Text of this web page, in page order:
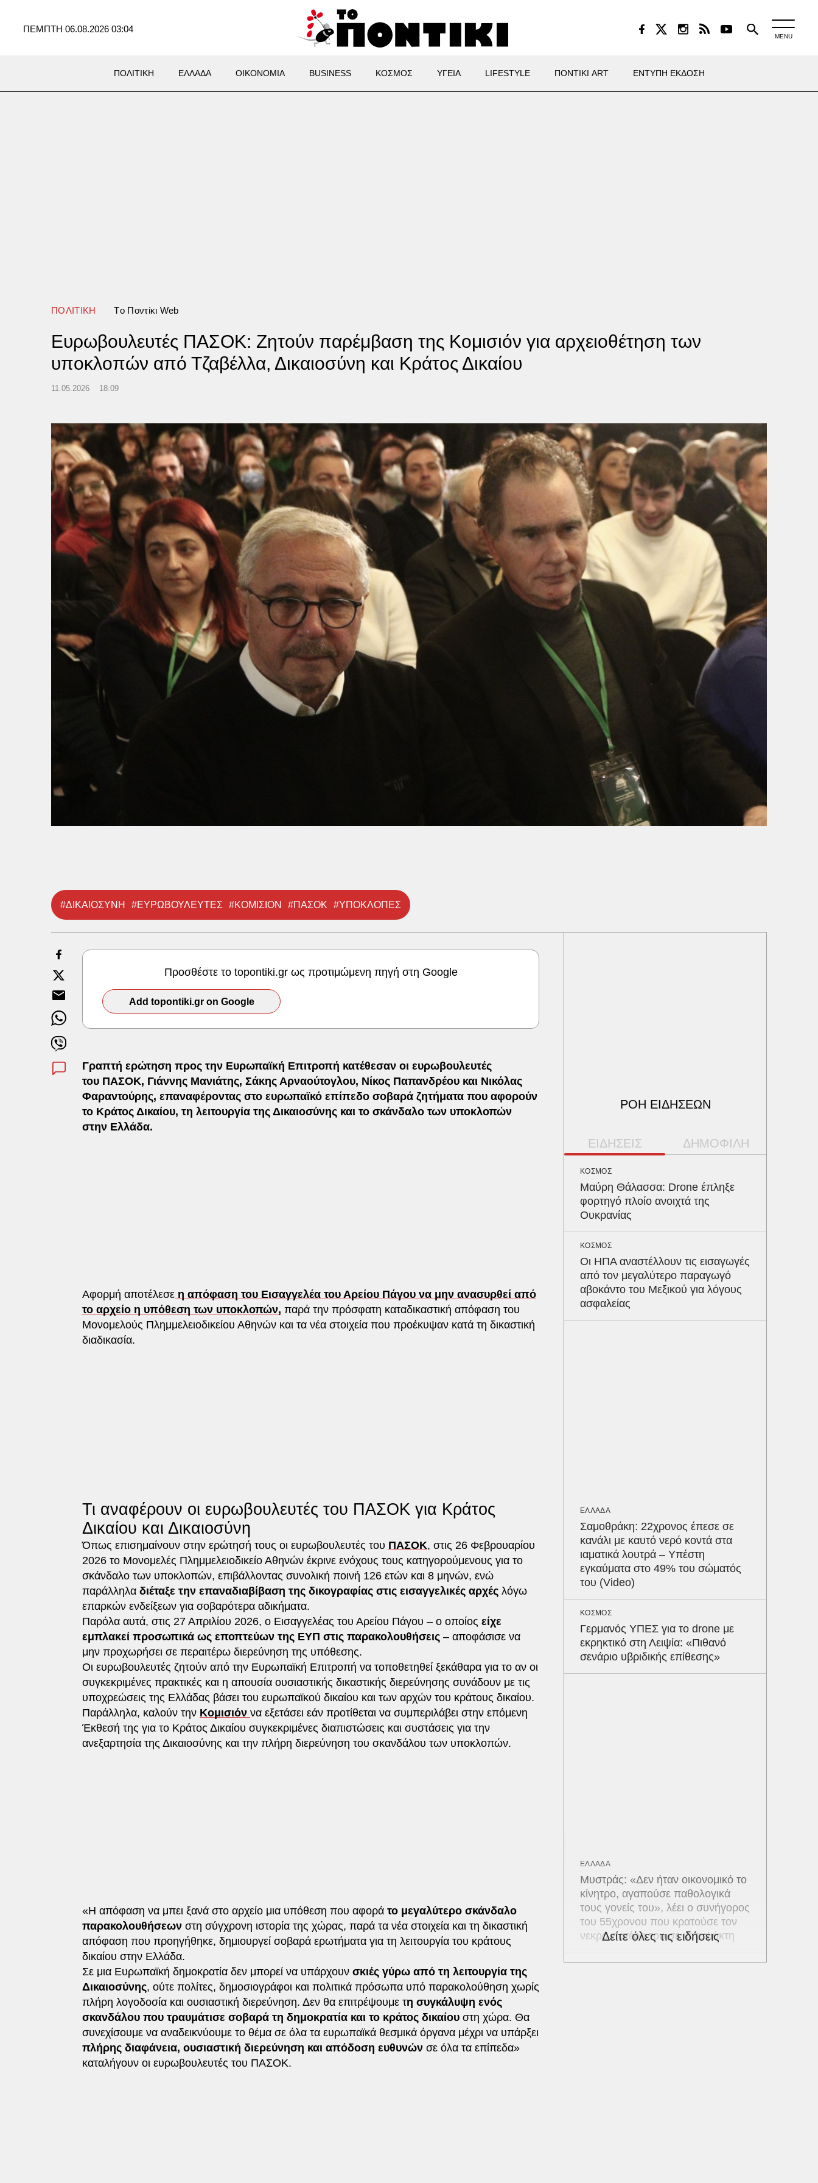
ΠΕΜΠΤΗ 06.08.2026 03:04
MENU
ΠΟΛΙΤΙΚΗ ΕΛΛΑΔΑ ΟΙΚΟΝΟΜΙΑ BUSINESS ΚΟΣΜΟΣ ΥΓΕΙΑ LIFESTYLE ΠΟΝΤΙΚΙ ART ΕΝΤΥΠΗ ΕΚΔΟΣΗ
ΠΟΛΙΤΙΚΗ Tο Ποντίκι Web
Ευρωβουλευτές ΠΑΣΟΚ: Ζητούν παρέμβαση της Κομισιόν για αρχειοθέτηση των
υποκλοπών από Τζαβέλλα, Δικαιοσύνη και Κράτος Δικαίου
11.05.2026 18:09
#ΔΙΚΑΙΟΣΥΝΗ #ΕΥΡΩΒΟΥΛΕΥΤΕΣ #ΚΟΜΙΣΙΟΝ #ΠΑΣΟΚ #ΥΠΟΚΛΟΠΕΣ
Προσθέστε το topontiki.gr ως προτιμώμενη πηγή στη Google
Add topontiki.gr on Google
Γραπτή ερώτηση προς την Ευρωπαϊκή Επιτροπή κατέθεσαν οι ευρωβουλευτές
του ΠΑΣΟΚ, Γιάννης Μανιάτης, Σάκης Αρναούτογλου, Νίκος Παπανδρέου και Νικόλας
Φαραντούρης, επαναφέροντας στο ευρωπαϊκό επίπεδο σοβαρά ζητήματα που αφορούν
το Κράτος Δικαίου, τη λειτουργία της Δικαιοσύνης και το σκάνδαλο των υποκλοπών
στην Ελλάδα.
Αφορμή αποτέλεσε η απόφαση του Εισαγγελέα του Αρείου Πάγου να μην ανασυρθεί από
το αρχείο η υπόθεση των υποκλοπών, παρά την πρόσφατη καταδικαστική απόφαση του
Μονομελούς Πλημμελειοδικείου Αθηνών και τα νέα στοιχεία που προέκυψαν κατά τη δικαστική
διαδικασία.
Τι αναφέρουν οι ευρωβουλευτές του ΠΑΣΟΚ για Κράτος
Δικαίου και Δικαιοσύνη
Όπως επισημαίνουν στην ερώτησή τους οι ευρωβουλευτές του ΠΑΣΟΚ, στις 26 Φεβρουαρίου
2026 το Μονομελές Πλημμελειοδικείο Αθηνών έκρινε ενόχους τους κατηγορούμενους για το
σκάνδαλο των υποκλοπών, επιβάλλοντας συνολική ποινή 126 ετών και 8 μηνών, ενώ
παράλληλα διέταξε την επαναδιαβίβαση της δικογραφίας στις εισαγγελικές αρχές λόγω
επαρκών ενδείξεων για σοβαρότερα αδικήματα.
Παρόλα αυτά, στις 27 Απριλίου 2026, ο Εισαγγελέας του Αρείου Πάγου – ο οποίος είχε
εμπλακεί προσωπικά ως εποπτεύων της ΕΥΠ στις παρακολουθήσεις – αποφάσισε να
μην προχωρήσει σε περαιτέρω διερεύνηση της υπόθεσης.
Οι ευρωβουλευτές ζητούν από την Ευρωπαϊκή Επιτροπή να τοποθετηθεί ξεκάθαρα για το αν οι
συγκεκριμένες πρακτικές και η απουσία ουσιαστικής δικαστικής διερεύνησης συνάδουν με τις
υποχρεώσεις της Ελλάδας βάσει του ευρωπαϊκού δικαίου και των αρχών του κράτους δικαίου.
Παράλληλα, καλούν την Κομισιόν να εξετάσει εάν προτίθεται να συμπεριλάβει στην επόμενη
Έκθεσή της για το Κράτος Δικαίου συγκεκριμένες διαπιστώσεις και συστάσεις για την
ανεξαρτησία της Δικαιοσύνης και την πλήρη διερεύνηση του σκανδάλου των υποκλοπών.
«Η απόφαση να μπει ξανά στο αρχείο μια υπόθεση που αφορά το μεγαλύτερο σκάνδαλο
παρακολουθήσεων στη σύγχρονη ιστορία της χώρας, παρά τα νέα στοιχεία και τη δικαστική
απόφαση που προηγήθηκε, δημιουργεί σοβαρά ερωτήματα για τη λειτουργία του κράτους
δικαίου στην Ελλάδα.
Σε μια Ευρωπαϊκή δημοκρατία δεν μπορεί να υπάρχουν σκιές γύρω από τη λειτουργία της
Δικαιοσύνης, ούτε πολίτες, δημοσιογράφοι και πολιτικά πρόσωπα υπό παρακολούθηση χωρίς
πλήρη λογοδοσία και ουσιαστική διερεύνηση. Δεν θα επιτρέψουμε τη συγκάλυψη ενός
σκανδάλου που τραυμάτισε σοβαρά τη δημοκρατία και το κράτος δικαίου στη χώρα. Θα
συνεχίσουμε να αναδεικνύουμε το θέμα σε όλα τα ευρωπαϊκά θεσμικά όργανα μέχρι να υπάρξει
πλήρης διαφάνεια, ουσιαστική διερεύνηση και απόδοση ευθυνών σε όλα τα επίπεδα»
καταλήγουν οι ευρωβουλευτές του ΠΑΣΟΚ.
ΡΟΗ ΕΙΔΗΣΕΩΝ
ΕΙΔΗΣΕΙΣ ΔΗΜΟΦΙΛΗ
ΚΟΣΜΟΣ
Μαύρη Θάλασσα: Drone έπληξε
φορτηγό πλοίο ανοιχτά της
Ουκρανίας
ΚΟΣΜΟΣ
Οι ΗΠΑ αναστέλλουν τις εισαγωγές
από τον μεγαλύτερο παραγωγό
αβοκάντο του Μεξικού για λόγους
ασφαλείας
ΕΛΛΑΔΑ
Σαμοθράκη: 22χρονος έπεσε σε
κανάλι με καυτό νερό κοντά στα
ιαματικά λουτρά – Υπέστη
εγκαύματα στο 49% του σώματός
του (Video)
ΚΟΣΜΟΣ
Γερμανός ΥΠΕΣ για το drone με
εκρηκτικό στη Λειψία: «Πιθανό
σενάριο υβριδικής επίθεσης»
ΕΛΛΑΔΑ
Μυστράς: «Δεν ήταν οικονομικό το
κίνητρο, αγαπούσε παθολογικά
τους γονείς του», λέει ο συνήγορος
του 55χρονου που κρατούσε τον
νεκρό πατέρα του σε καταψύκτη
Δείτε όλες τις ειδήσεις